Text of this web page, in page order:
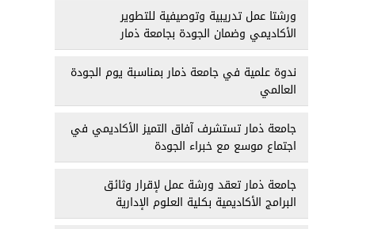
ورشتا عمل تدريبية وتوصيفية للتطوير
الأكاديمي وضمان الجودة بجامعة ذمار
ندوة علمية في جامعة ذمار بمناسبة يوم الجودة
العالمي
جامعة ذمار تستشرف آفاق التميز الأكاديمي في
اجتماع موسع مع خبراء الجودة
جامعة ذمار تعقد ورشة عمل لإقرار وثائق
البرامج الأكاديمية بكلية العلوم الإدارية